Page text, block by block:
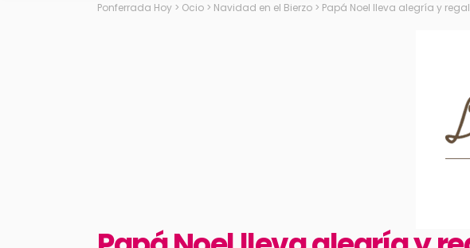
Ponferrada Hoy > Ocio > Navidad en el Bierzo > Papá Noel lleva alegría y